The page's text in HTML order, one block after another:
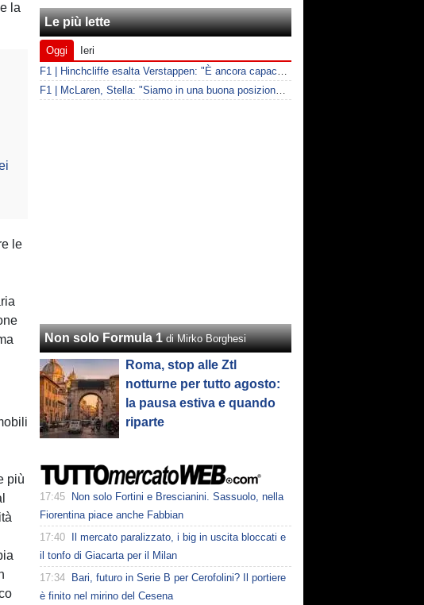
la
le
più
Le più lette
Oggi
Ieri
F1 | Hinchcliffe esalta Verstappen: "È ancora capace di tirare fuori risultati inattesi"
F1 | McLaren, Stella: "Siamo in una buona posizione per bilanciare 2026 e 2027"
Non solo Formula 1 di Mirko Borghesi
Roma, stop alle Ztl
notturne per tutto agosto:
la pausa estiva e quando
riparte
17:45
Non solo Fortini e Brescianini. Sassuolo, nella
Fiorentina piace anche Fabbian
17:40
Il mercato paralizzato, i big in uscita bloccati e
il tonfo di Giacarta per il Milan
17:34
Bari, futuro in Serie B per Cerofolini? Il portiere
è finito nel mirino del Cesena